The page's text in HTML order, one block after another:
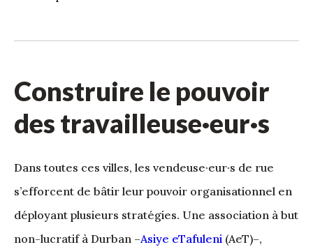
Construire le pouvoir
des travailleuse·eur·s
Dans toutes ces villes, les vendeuse·eur·s de rue
s’efforcent de bâtir leur pouvoir organisationnel en
déployant plusieurs stratégies. Une association à but
non-lucratif à Durban –Asiye eTafuleni (AeT)–,